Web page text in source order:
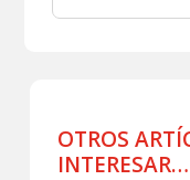
POR
JUGADOR
OTROS
INTERESAR…